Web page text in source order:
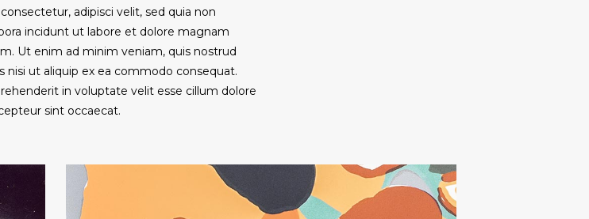
adipisci velit, sed quia non
incidunt ut labore et dolore magnam
Ut enim ad minim veniam, quis nostrud
nisi ut aliquip ex ea commodo consequat.
in voluptate velit esse cillum dolore
sint occaecat.